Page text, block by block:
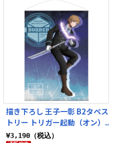
描き下ろし 王子一彰 B2タペス
トリー トリガー起動（オン）..
¥3,190（税込）